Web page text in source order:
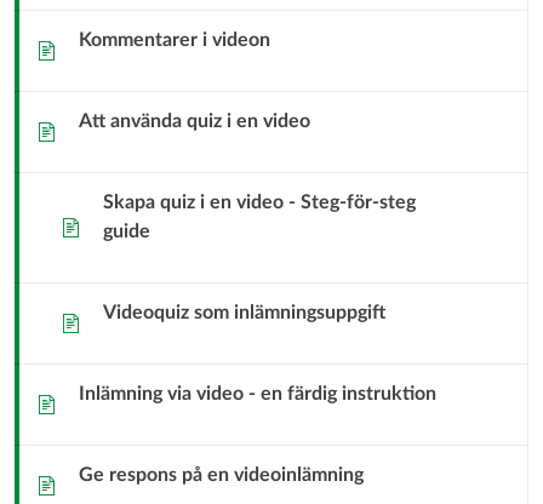
video
Studio
Sida Kommentarer i videon
Sida Att använda quiz i en video
Sida
Skapa quiz i en video - Steg-för-steg
guide
Sida Videoquiz som inlämningsuppgift
Sida Inlämning via video - en färdig instruktion
Sida Ge respons på en videoinlämning